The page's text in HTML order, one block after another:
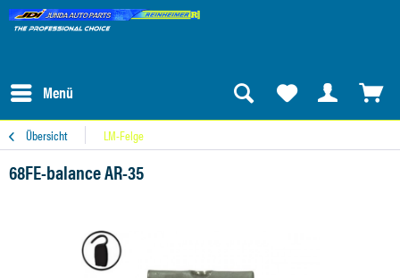
Menü
Übersicht LM-Felge
68FE-balance AR-35